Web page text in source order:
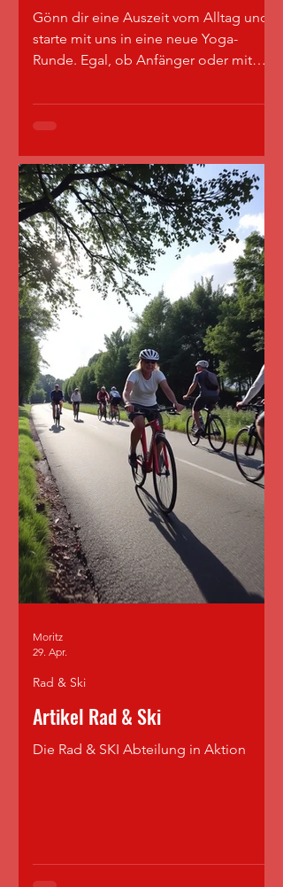
Gönn dir eine Auszeit vom Alltag und
starte mit uns in eine neue Yoga-
Runde. Egal, ob Anfänger oder mit
willkommen! 📅 Start: 22. September
Wir freuen uns darauf, gemeinsam mit
in Bewegung zu kommen. 💛
Anmeldung über Joinsports:
https://joinsports.de/skg-
botnang/angebote/achtsames-yoga-
dienstag-uhr-september-dezember-
c076v56x oder den QR-Code
Artikel Rad & Ski
Die Rad & SKI Abteilung in Aktion
Rad & Ski
Moritz
29. Apr.